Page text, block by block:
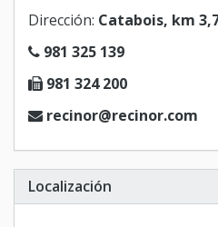
Dirección: Catabois, km
981 325 139
981 324 200
recinor@recinor.com
Localización